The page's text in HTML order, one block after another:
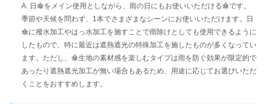
A. 日傘をメイン使用としながら、雨の日にもお使いいただける傘です。
季節や天候を問わず、1本でさまざまなシーンにお使いいただけます。日
傘に撥水加工やはっ水加工を施すことで雨除けとしても使用できるように
したもので、特に最近は遮熱遮光の特殊加工を施したものが多くなってい
ます。ただし、傘生地の素材感を楽しむタイプは雨を防ぐ効果が限定的で
あったり遮熱遮光加工が無い場合もあるため、用途に応じてお選びいただ
くことをおすすめします。